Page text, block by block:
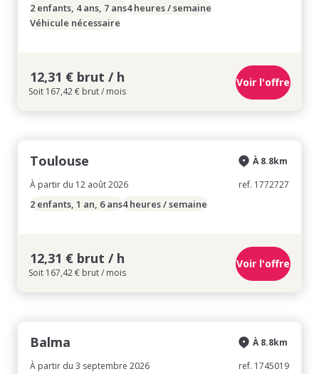
2 enfants, 4 ans, 7 ans4 heures / semaine
Véhicule nécessaire
12,31 € brut / h
Soit 167,42 € brut / mois
Voir l'offre
Toulouse
À partir du 12 août 2026
À 8.8km
ref. 1772727
2 enfants, 1 an, 6 ans4 heures / semaine
12,31 € brut / h
Soit 167,42 € brut / mois
Voir l'offre
Balma
À partir du 3 septembre 2026
À 8.8km
ref. 1745019